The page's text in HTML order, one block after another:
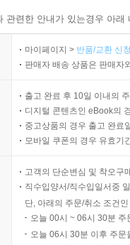
련한 안내가 있는경우 아
마이페이지 > 반품/교환 신
판매자 배송 상품은 판매자
출고 완료 후 10일 이내의
디지털 콘텐츠인 eBook의
중고상품의 경우 출고 완료
모바일 쿠폰의 경우 유효기
고객의 단순변심 및 착오구
직수입양서/직수입일서중
단, 아래의 주문/취소 조건
오늘 00시 ~ 06시 30분
오늘 06시 30분 이후 주